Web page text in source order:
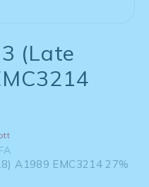
(Late
A1989 EMC3214 27%